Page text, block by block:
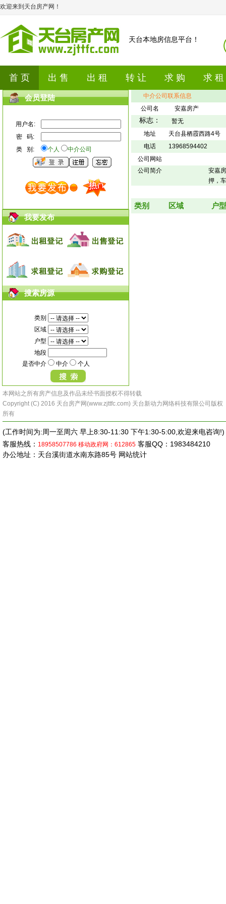
欢迎来到天台房产网！
天台本地房信息平台！
首 页 出 售 出 租 转 让 求 购 求 租
会员登陆
用户名:
密 码:
类 别:
个人 中介公司
我要发布
搜索房源
类别
区域
户型
地段
是否中介
中介 个人
中介公司联系信息
公司名
安嘉房产
标志：
暂无
地址
天台县栖霞西路4号
电话
13968594402
公司网站
公司简介
安嘉
押，
类别 区域 户型
本网站之所有房产信息及作品未经书面授权不得转载
Copyright (C) 2016 天台房产网(www.zjttfc.com) 天台新动力网络科技有限公司版权
所有
(工作时间为:周一至周六 早上8:30-11:30 下午1:30-5:00,欢迎来电咨询!)
客服热线： 18958507786 移动政府网：612865 客服QQ：1983484210
办公地址：天台溪街道水南东路85号 网站统计